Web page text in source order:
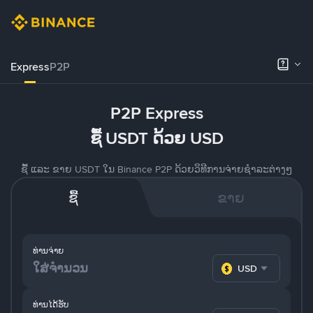
ExpressP2P
P2P Express
ຊື້ USDT ດ້ວຍ USD
ຊື້ ແລະ ຂາຍ USDT ໃນ Binance P2P ດ້ວຍວິທີການຈ່າຍຊຳລະຕ່າງໆ
ຊື້ ຂາຍ
ທ່ານຈ່າຍ
USD
ທ່ານໄດ້ຮັບ